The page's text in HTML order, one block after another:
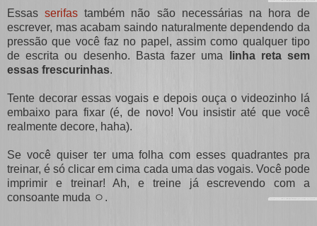
Essasserifas também não são necessárias na hora de
escrever, mas acabam saindo naturalmente dependendo da
pressão que você faz no papel, assim como qualquer tipo
de escrita ou desenho. Basta fazer uma
linha reta sem
essas frescurinhas.
Tente decorar essas vogais e depois ouça o videozinho lá
embaixo para fixar (é, de novo! Vou insistir até que você
realmente decore, haha).
Se você quiser ter uma folha com esses quadrantes pra
treinar, é só clicar em cima cada uma das vogais. Você pode
imprimir e treinar! Ah, e treine já escrevendo com a
consoante muda ㅇ.